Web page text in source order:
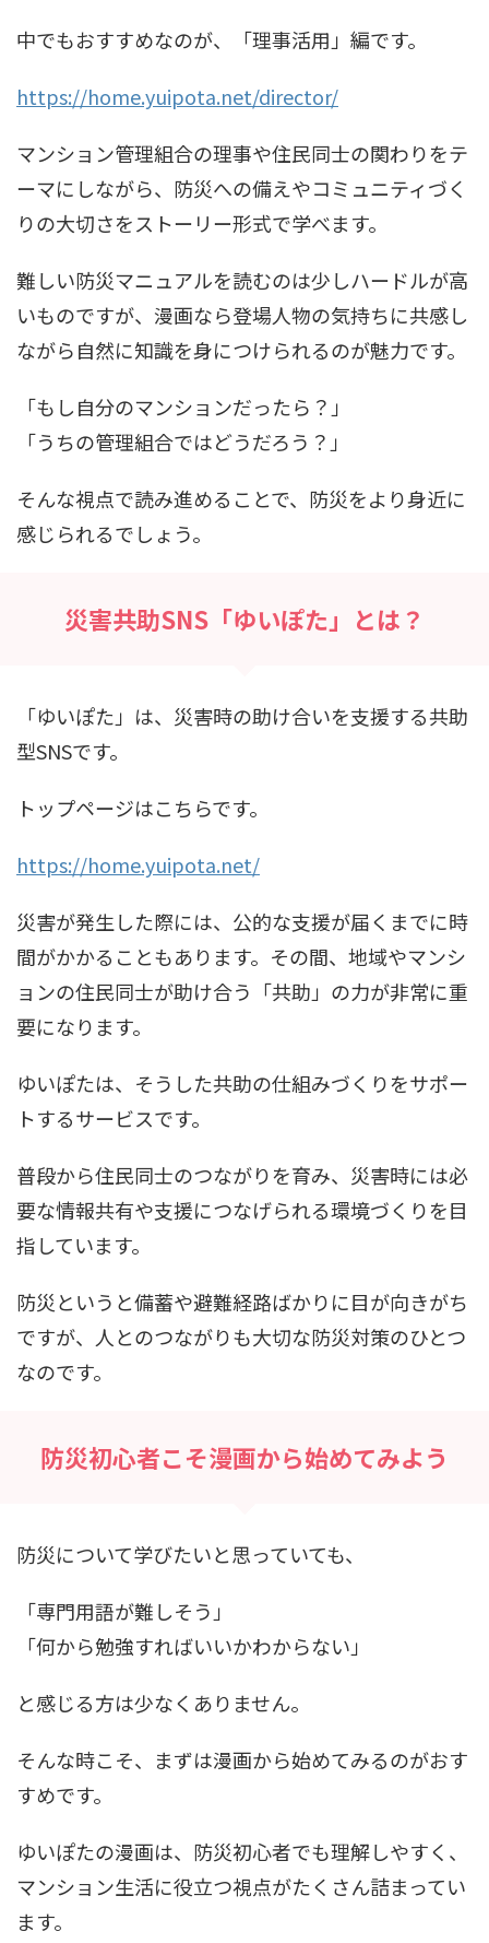
中でもおすすめなのが、「理事活用」編です。
https://home.yuipota.net/director/
マンション管理組合の理事や住民同士の関わりをテ
ーマにしながら、防災への備えやコミュニティづく
りの大切さをストーリー形式で学べます。
難しい防災マニュアルを読むのは少しハードルが高
いものですが、漫画なら登場人物の気持ちに共感し
ながら自然に知識を身につけられるのが魅力です。
「もし自分のマンションだったら？」
「うちの管理組合ではどうだろう？」
そんな視点で読み進めることで、防災をより身近に
感じられるでしょう。
災害共助SNS「ゆいぽた」とは？
「ゆいぽた」は、災害時の助け合いを支援する共助
型SNSです。
トップページはこちらです。
https://home.yuipota.net/
災害が発生した際には、公的な支援が届くまでに時
間がかかることもあります。その間、地域やマンシ
ョンの住民同士が助け合う「共助」の力が非常に重
要になります。
ゆいぽたは、そうした共助の仕組みづくりをサポー
トするサービスです。
普段から住民同士のつながりを育み、災害時には必
要な情報共有や支援につなげられる環境づくりを目
指しています。
防災というと備蓄や避難経路ばかりに目が向きがち
ですが、人とのつながりも大切な防災対策のひとつ
なのです。
防災初心者こそ漫画から始めてみよう
防災について学びたいと思っていても、
「専門用語が難しそう」
「何から勉強すればいいかわからない」
と感じる方は少なくありません。
そんな時こそ、まずは漫画から始めてみるのがおす
すめです。
ゆいぽたの漫画は、防災初心者でも理解しやすく、
マンション生活に役立つ視点がたくさん詰まってい
ます。